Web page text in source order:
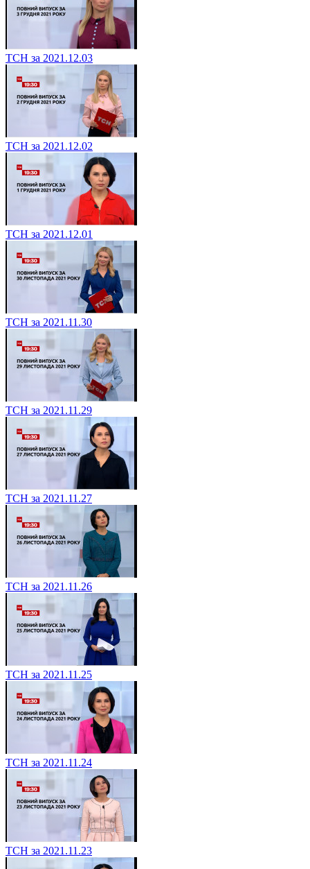
ТСН за 2021.12.03
ТСН за 2021.12.02
ТСН за 2021.12.01
ТСН за 2021.11.30
ТСН за 2021.11.29
ТСН за 2021.11.27
ТСН за 2021.11.26
ТСН за 2021.11.25
ТСН за 2021.11.24
ТСН за 2021.11.23